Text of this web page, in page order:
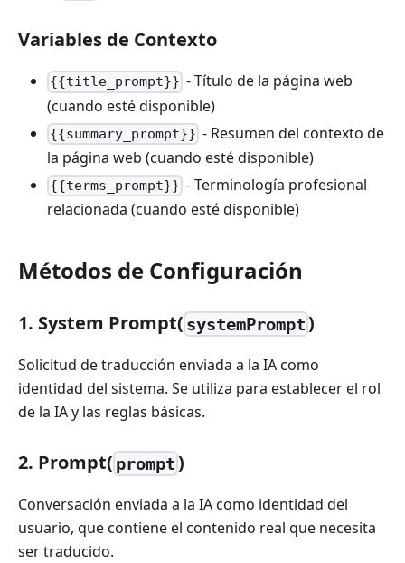
Variables de Contexto
{{title_prompt}} - Título de la página web
(cuando esté disponible)
{{summary_prompt}} - Resumen del contexto de
la página web (cuando esté disponible)
{{terms_prompt}} - Terminología profesional
relacionada (cuando esté disponible)
Métodos de Configuración
1. System Prompt( systemPrompt)
Solicitud de traducción enviada a la IA como
identidad del sistema. Se utiliza para establecer el rol
de la IA y las reglas básicas.
2. Prompt( prompt)
Conversación enviada a la IA como identidad del
usuario, que contiene el contenido real que necesita
ser traducido.